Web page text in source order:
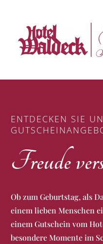
ENTDECKEN SIE
Freude
Ob zum Geburtstag, als
einem lieben Menschen
einem Gutschein vom
besondere Momente im